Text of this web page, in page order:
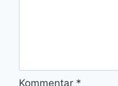
Kommentar *